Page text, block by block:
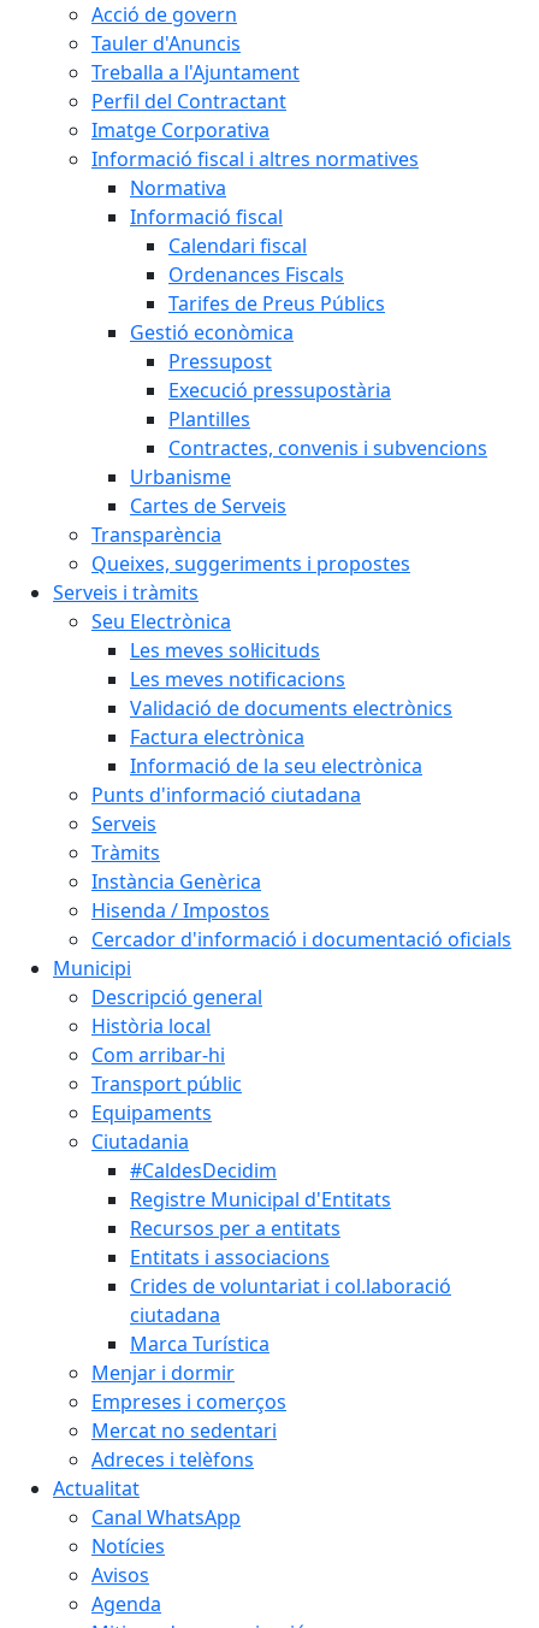
Acció de govern
Tauler d'Anuncis
Treballa a l'Ajuntament
Perfil del Contractant
Imatge Corporativa
Informació fiscal i altres normatives
Normativa
Informació fiscal
Calendari fiscal
Ordenances Fiscals
Tarifes de Preus Públics
Gestió econòmica
Pressupost
Execució pressupostària
Plantilles
Contractes, convenis i subvencions
Urbanisme
Cartes de Serveis
Transparència
Queixes, suggeriments i propostes
Serveis i tràmits
Seu Electrònica
Les meves sol·licituds
Les meves notificacions
Validació de documents electrònics
Factura electrònica
Informació de la seu electrònica
Punts d'informació ciutadana
Serveis
Tràmits
Instància Genèrica
Hisenda / Impostos
Cercador d'informació i documentació oficials
Municipi
Descripció general
Història local
Com arribar-hi
Transport públic
Equipaments
Ciutadania
#CaldesDecidim
Registre Municipal d'Entitats
Recursos per a entitats
Entitats i associacions
Crides de voluntariat i col.laboració
ciutadana
Marca Turística
Menjar i dormir
Empreses i comerços
Mercat no sedentari
Adreces i telèfons
Actualitat
Canal WhatsApp
Notícies
Avisos
Agenda